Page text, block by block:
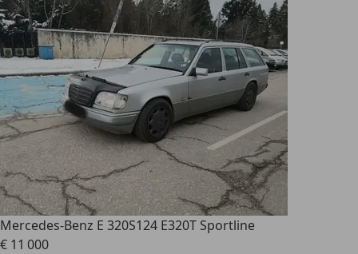
Mercedes-Benz E 320S124 E320T Sportline
€ 11 000